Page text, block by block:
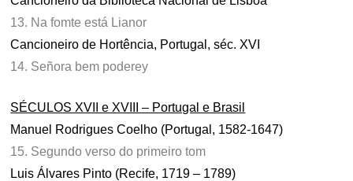
13. Na fomte está Lianor
Cancioneiro de Hortência, Portugal, séc. XVI
14. Señora bem poderey
SÉCULOS XVII e XVIII – Portugal e Brasil
Manuel Rodrigues Coelho (Portugal, 1582-1647)
15. Segundo verso do primeiro tom
Luis Álvares Pinto (Recife, 1719 – 1789)